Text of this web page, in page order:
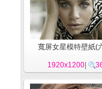
寬屏女星模特壁紙(
1920x1200